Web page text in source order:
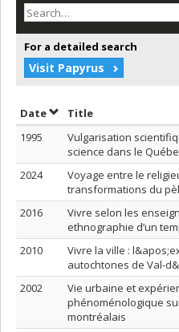
For a detailed search
Visit Papyrus
DateSort by date in
Title
1995
Vulgarisation
science dans le
2024
Voyage entre le
transformations du
2016
Vivre selon les
ethnographie d’un
2010
Vivre la ville :
autochtones de Val-
2002
Vie urbaine et
phénoménologique
montréalais